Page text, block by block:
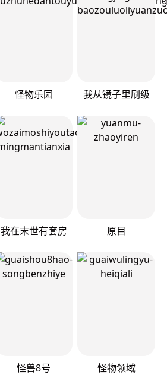
怪物乐园 我从镜子里刷级
我在末世有套房 原目
怪兽8号 怪物领域